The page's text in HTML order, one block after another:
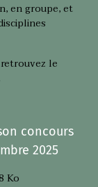
en groupe, et
le
concours
2025
Ko